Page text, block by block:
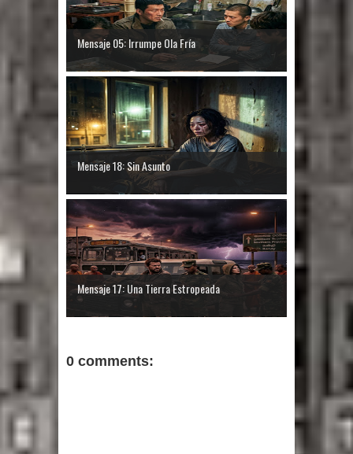
Mensaje 05: Irrumpe Ola Fría
Mensaje 18: Sin Asunto
Mensaje 17: Una Tierra Estropeada
0 comments: